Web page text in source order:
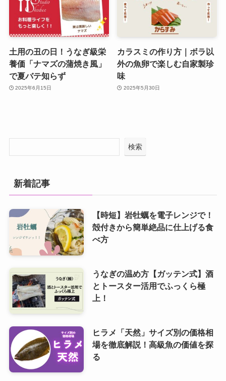
土用の丑の日！うなぎ級栄
養価「ナマズの蒲焼き風」
で夏バテ知らず
2025年6月15日
カラスミの作り方｜ボラ以
外の魚卵で楽しむ自家製珍
味
2025年5月30日
検索
新着記事
【時短】岩牡蠣を電子レンジで！
殻付きから簡単絶品に仕上げる食
べ方
うなぎの温め方【ガッテン式】酒
とトースター活用でふっくら極
上！
ヒラメ「天然」サイズ別の価格相
場を徹底解説！高級魚の価値を探
る